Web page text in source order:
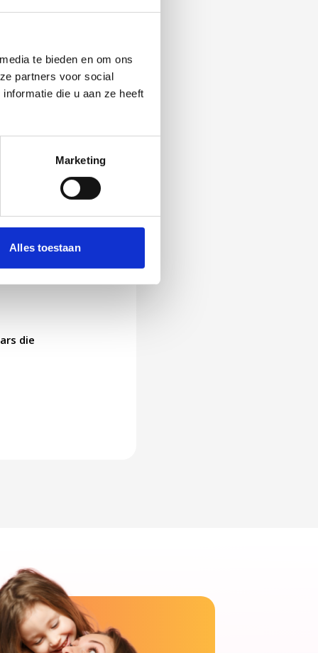
te bieden en om ons
partners voor social
die u aan ze heeft
Marketing
Alles toestaan
zij de vraag
die